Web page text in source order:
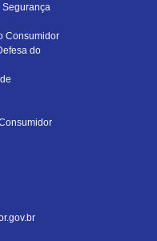
Segurança
Consumidor
do